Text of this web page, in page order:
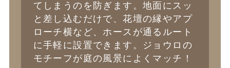
てしまうのを防ぎます。地面にスッ
と差し込むだけで、花壇の縁やアプ
ローチ横など、ホースが通るルート
に手軽に設置できます。ジョウロの
モチーフが庭の風景によくマッチ！